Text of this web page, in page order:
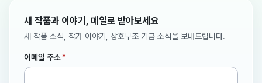
새 작품과 이야기, 메일로 받아보세요
새 작품 소식, 작가 이야기, 상호부조 기금 소식을 보내드립니다.
이메일 주소*